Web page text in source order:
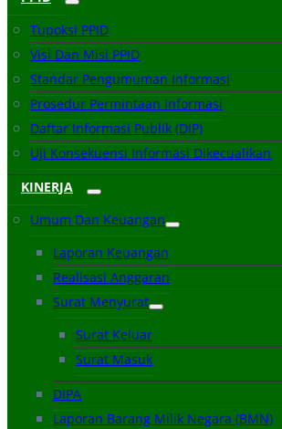
Tupoksi PPID
Visi Dan Misi PPID
Standar Pengumuman Informasi
Prosedur Permintaan Informasi
Daftar Informasi Publik (DIP)
Uji Konsekuensi Informasi Dikecualikan
KINERJA
Umum Dan Keuangan
Laporan Keuangan
Realisasi Anggaran
Surat Menyurat
Surat Keluar
Surat Masuk
DIPA
Laporan Barang Milik Negara (BMN)